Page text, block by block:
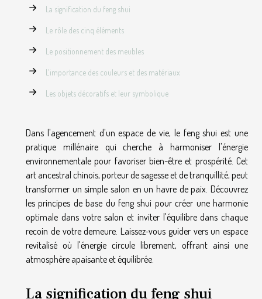
La signification du feng shui
Le rôle des cinq éléments
Le positionnement des meubles
L'importance des couleurs et des matériaux
Les objets décoratifs et leur symbolique
Dans l'agencement d'un espace de vie, le feng shui est une
pratique millénaire qui cherche à harmoniser l'énergie
environnementale pour favoriser bien-être et prospérité. Cet
art ancestral chinois, porteur de sagesse et de tranquillité, peut
transformer un simple salon en un havre de paix. Découvrez
les principes de base du feng shui pour créer une harmonie
optimale dans votre salon et inviter l'équilibre dans chaque
recoin de votre demeure. Laissez-vous guider vers un espace
revitalisé où l'énergie circule librement, offrant ainsi une
atmosphère apaisante et équilibrée.
La signification du feng shui